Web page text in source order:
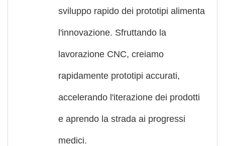
sviluppo rapido dei prototipi alimenta
l'innovazione. Sfruttando la
lavorazione CNC, creiamo
rapidamente prototipi accurati,
accelerando l'iterazione dei prodotti
e aprendo la strada ai progressi
medici.